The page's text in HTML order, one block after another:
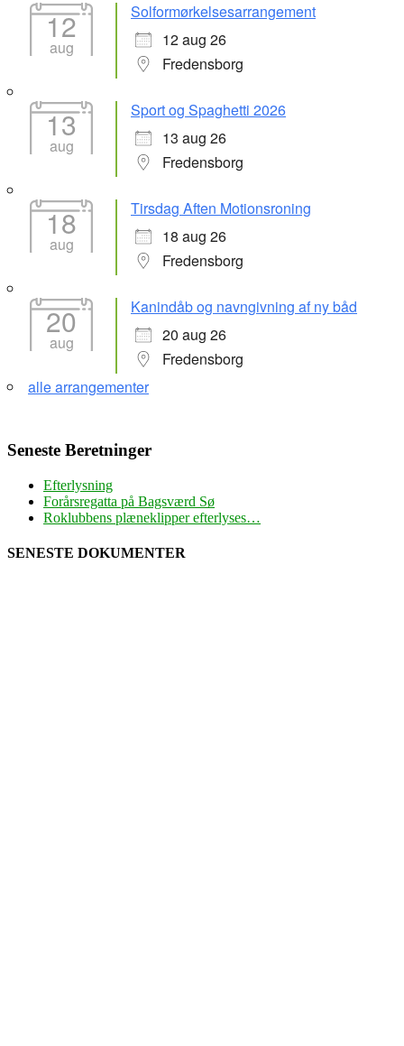
12
aug
Solformørkelsesarrangement
12 aug 26
Fredensborg
13
aug
Sport og Spaghetti 2026
13 aug 26
Fredensborg
18
aug
Tirsdag Aften Motionsroning
18 aug 26
Fredensborg
20
aug
Kanindåb og navngivning af ny båd
20 aug 26
Fredensborg
alle arrangementer
Seneste Beretninger
Efterlysning
Forårsregatta på Bagsværd Sø
Roklubbens plæneklipper efterlyses…
SENESTE DOKUMENTER